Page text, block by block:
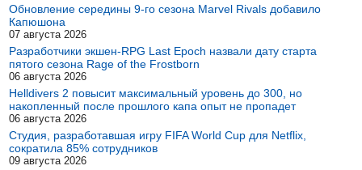
Обновление середины 9-го сезона Marvel Rivals добавило
Капюшона
07 августа 2026
Разработчики экшен-RPG Last Epoch назвали дату старта
пятого сезона Rage of the Frostborn
06 августа 2026
Helldivers 2 повысит максимальный уровень до 300, но
накопленный после прошлого капа опыт не пропадет
06 августа 2026
Студия, разработавшая игру FIFA World Cup для Netflix,
сократила 85% сотрудников
09 августа 2026